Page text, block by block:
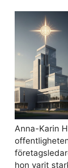
Anna-Karin
hon varit